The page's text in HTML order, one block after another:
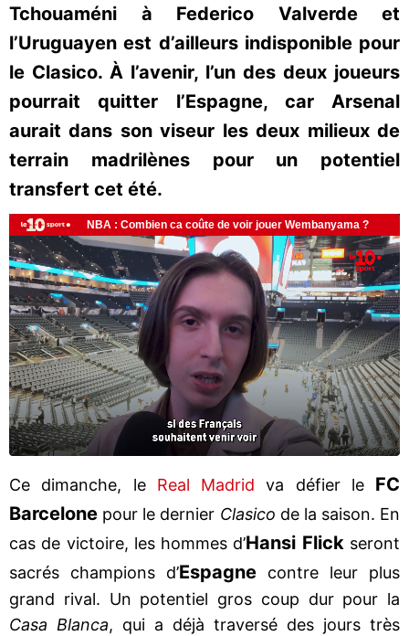
Tchouaméni à Federico Valverde et
l’Uruguayen est d’ailleurs indisponible pour
le Clasico. À l’avenir, l’un des deux joueurs
pourrait quitter l’Espagne, car Arsenal
aurait dans son viseur les deux milieux de
terrain madrilènes pour un potentiel
transfert cet été.
Ce dimanche, le Real Madrid va défier le FC
Barcelone pour le dernier Clasico de la saison. En
cas de victoire, les hommes d’Hansi Flick seront
sacrés champions d’Espagne contre leur plus
grand rival. Un potentiel gros coup dur pour la
Casa Blanca, qui a déjà traversé des jours très